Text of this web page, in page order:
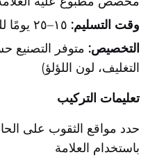
وقت التسليم: ١٥–٢٥ يومًا للطلبات الكبيرة
التخصيص: متوفر التصنيع
التغليف، لون اللؤلؤ)
تعليمات التركيب
حدد مواقع الثقوب على
باستخدام العلامة